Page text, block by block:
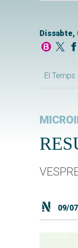
Dissabte,
El Temps
09/